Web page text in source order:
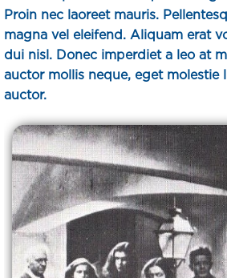
Proin nec laoreet mauris.
magna vel eleifend. Aliquam erat
dui nisl. Donec imperdiet a leo at
auctor mollis neque, eget molestie
auctor.